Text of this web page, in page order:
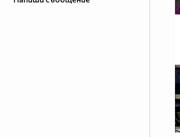
но и цялата отговорност в